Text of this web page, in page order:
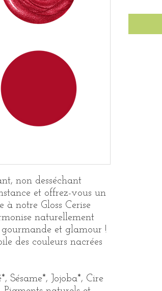
non desséchant
et offrez-vous un
notre Gloss Cerise
naturellement
et glamour !
des couleurs nacrées
Sésame*, Jojoba*, Cire